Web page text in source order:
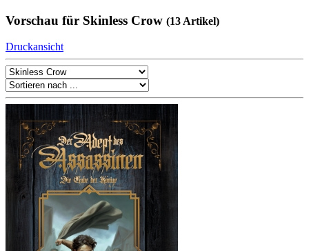
Vorschau für Skinless Crow (13 Artikel)
Druckansicht